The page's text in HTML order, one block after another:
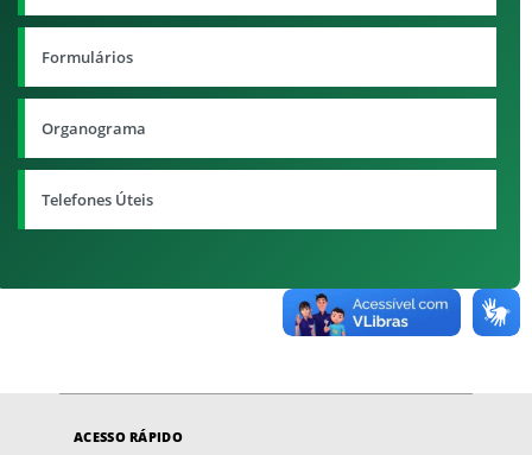
Formulários
Organograma
Telefones Úteis
ACESSO RÁPIDO